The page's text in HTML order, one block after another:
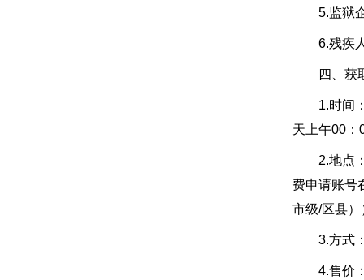
5.监狱
6.残疾人
四、获
1.时间：
天上午00：
2.地点：
费申请账号
市级/区县
3.方式：
4.售价